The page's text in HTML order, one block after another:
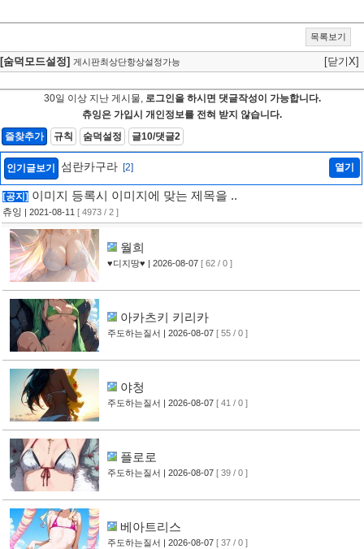
목록보기
[숨덕모드설정] 게시판최상단항상설정가능 [닫기X]
30일 이상 지난 게시물, 로그인을 하시면 댓글작성이 가능합니다.
츄잉은 가입시 개인정보를 전혀 받지 않습니다.
즐찾추가
규칙 숨덕설정 글10/댓글2
인기글보기 섬란카구라 [2] 열기
[공지] 이미지 등록시 이미지에 맞는 제목을 ..
츄잉 | 2021-08-11 [ 4973 / 2 ]
월희
♥디지땅♥ | 2026-08-07 [ 62 / 0 ]
아카츠키 키리카
주도하는질서 | 2026-08-07 [ 55 / 0 ]
야청
주도하는질서 | 2026-08-07 [ 41 / 0 ]
플로로
주도하는질서 | 2026-08-07 [ 39 / 0 ]
베아트리스
주도하는질서 | 2026-08-07 [ 37 / 0 ]